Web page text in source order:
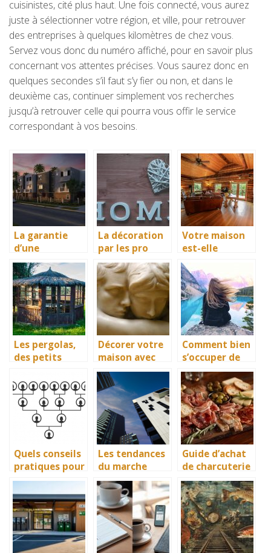
cuisinistes, cité plus haut. Une fois connecté, vous aurez
juste à sélectionner votre région, et ville, pour retrouver
des entreprises à quelques kilomètres de chez vous.
Servez vous donc du numéro affiché, pour en savoir plus
concernant vos attentes précises. Vous saurez donc en
quelques secondes s’il faut s’y fier ou non, et dans le
deuxième cas, continuer simplement vos recherches
jusqu’à retrouver celle qui pourra vous offir le service
correspondant à vos besoins.
La garantie
d’une
construction
réussie sur
tous les plans
La décoration
par les pro
pour votre
bien-être
Votre maison
est-elle
suffisamment
isolée et
couverte ?
Les pergolas,
des petits
confort et
sécurité
Décorer votre
maison avec
des statues
Comment bien
s’occuper de
ses cheveux.
Quels conseils
pratiques pour
établir un
arbre
généalogique?
Les tendances
du marche
immobilier
actuel et leur
impact sur la
valeur des
biens
Guide d’achat
de charcuterie
: conseils pour
bien choisir